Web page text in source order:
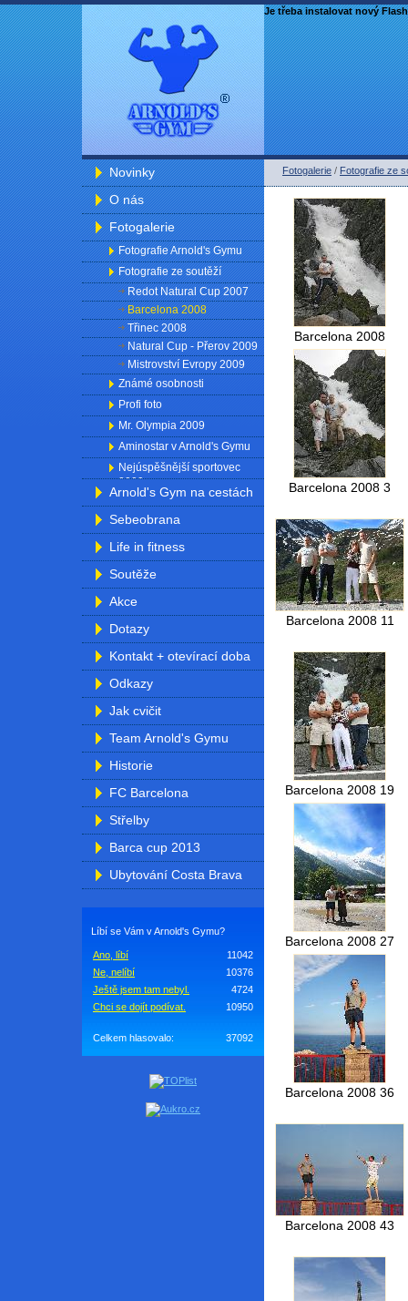
Je třeba instalovat nový Flash
Novinky
O nás
Fotogalerie
Fotografie Arnold's Gymu
Fotografie ze soutěží
Redot Natural Cup 2007
Barcelona 2008
Třinec 2008
Natural Cup - Přerov 2009
Mistrovství Evropy 2009
Známé osobnosti
Profi foto
Mr. Olympia 2009
Aminostar v Arnold's Gymu
Nejúspěšnější sportovec
2009
Arnold's Gym na cestách
Sebeobrana
Life in fitness
Soutěže
Akce
Dotazy
Kontakt + otevírací doba
Odkazy
Jak cvičit
Team Arnold's Gymu
Historie
FC Barcelona
Střelby
Barca cup 2013
Ubytování Costa Brava
Líbí se Vám v Arnold's Gymu?
Ano, líbí
11042
Ne, nelíbí
10376
Ještě jsem tam nebyl.
4724
Chci se dojít podívat.
10950
Celkem hlasovalo: 37092
Fotogalerie / Fotografie ze
Barcelona 2008
Barcelona 2008 3
Barcelona 2008 11
Barcelona 2008 19
Barcelona 2008 27
Barcelona 2008 36
Barcelona 2008 43